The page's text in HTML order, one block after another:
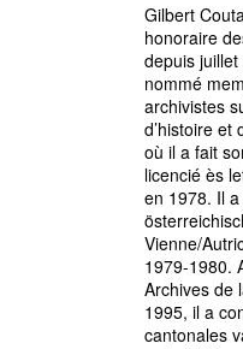
Gilbert
honoraire
depuis
nommé
archivistes
d’histoire et
où il a fait
licencié ès
en 1978. Il
Vienne/
1979-1980.
Archives de
1995, il a
cantonales